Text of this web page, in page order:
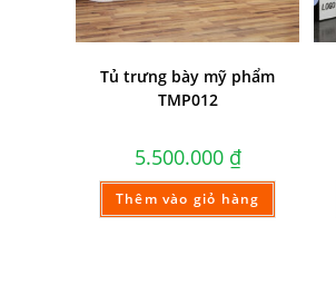
Tủ trưng bày mỹ phẩm
TMP012
5.500.000 ₫
Thêm vào giỏ hàng